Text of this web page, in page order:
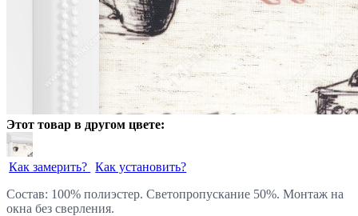
Этот товар в другом цвете:
Как замерить? Как установить?
Состав: 100% полиэстер. Светопропускание 50%. Монтаж на
окна без сверления.